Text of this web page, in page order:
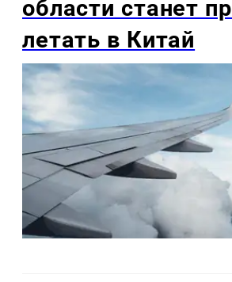
области станет
летать в Китай